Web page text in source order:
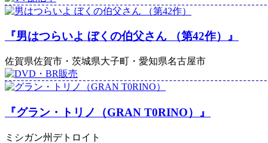
『男はつらいよ ぼくの伯父さん （第42作）』
佐賀県佐賀市・茨城県大子町・愛知県名古屋市
『グラン・トリノ（GRAN T0RINO）』
ミシガン州デトロイト